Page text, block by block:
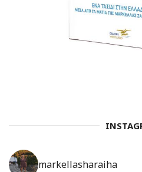
markellasharaiha